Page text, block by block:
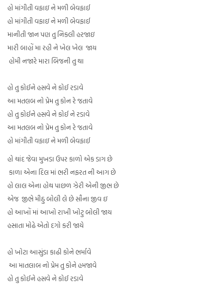
હો માંગીતી વફાઇ ને મળી બેવફાઈ
હો માંગીતી વફાઇ ને મળી બેવફાઈ
માનીતી જાન પણ તુ નિકલી હરજાઇ
મારી બાહોં મા રહી ને ખેલ ખેલ જાય
હોમી નજારે મારા બિજની તુ થા
હો તુ કોઈને હસવે ને કોઈ રડાવે
આ મતલબ નો પ્રેમ તુ કોન રે જતાવે
હો તુ કોઈને હસવે ને કોઈ ને રડાવે
આ મતલબ નો પ્રેમ તુ કોન રે જતાવે
હો માંગીતી વફાઇ ને મળી બેવફાઈ
હો ચાંદ જેવા મુખડા ઉપર કાળો એક ડાગ છે
કાળા એના દિલ માં ભરી નફરત ની આગ છે
હો લાલ એના હોથ પાછળ ઝેરી એની જીભ છે
એજ જીભે મીઠુ બોલી લે છે સૌના જીવ ઇ
હો આખોં માં આખો રાખી ખોટુ બોલી જાય
હસાતા મોઢે એતો દગો કરી જાયે
હો ખોટા આસુંડા કાઢી કોને ભર્માવે
આ માતલાબ નો પ્રેમ તુ કોને હમજાવે
હો તુ કોઈને હસવે ને કોઈ રડાવે